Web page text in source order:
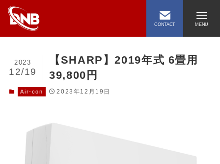
CONTACT MENU
【SHARP】2019年式 6畳用
39,800円
2023
12/19
Air-con 2023年12月19日